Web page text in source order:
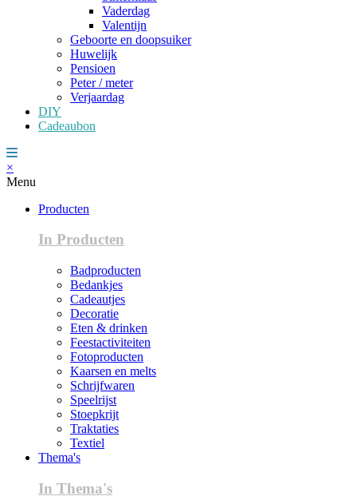
Vaderdag
Valentijn
Geboorte en doopsuiker
Huwelijk
Pensioen
Peter / meter
Verjaardag
DIY
Cadeaubon
×
Menu
Producten
In Producten
Badproducten
Bedankjes
Cadeautjes
Decoratie
Eten & drinken
Feestactiviteiten
Fotoproducten
Kaarsen en melts
Schrijfwaren
Speelrijst
Stoepkrijt
Traktaties
Textiel
Thema's
In Thema's